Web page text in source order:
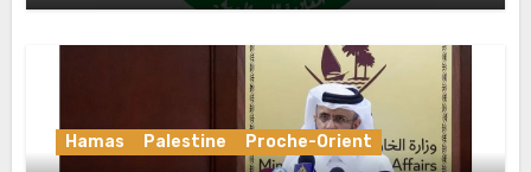
Hamas Palestine Proche-Orient